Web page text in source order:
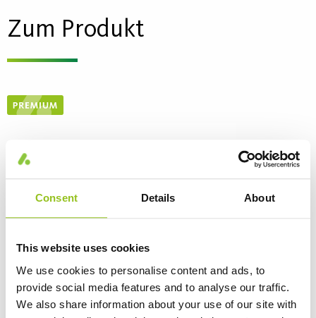
Consent Details About
This website uses cookies
We use cookies to personalise content and ads, to
provide social media features and to analyse our traffic.
We also share information about your use of our site with
Zum Produkt
Helags CE